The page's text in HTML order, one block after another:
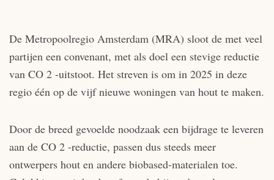
De Metropoolregio Amsterdam (MRA) sloot de met veel
partijen een convenant, met als doel een stevige reductie
van CO 2 -uitstoot. Het streven is om in 2025 in deze
regio één op de vijf nieuwe woningen van hout te maken.
Door de breed gevoelde noodzaak een bijdrage te leveren
aan de CO 2 -reductie, passen dus steeds meer
ontwerpers hout en andere biobased-materialen toe.